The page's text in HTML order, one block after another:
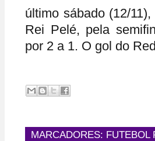
último sábado (12/
Rei Pelé, pela
por 2 a 1. O gol do
MARCADORES: FUTEBOL